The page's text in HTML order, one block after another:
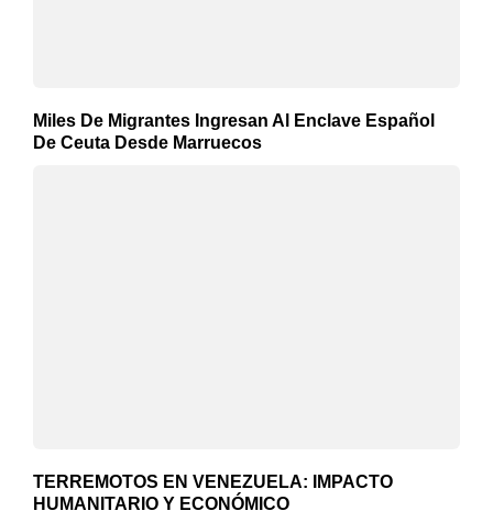
Miles De Migrantes Ingresan Al Enclave Español
De Ceuta Desde Marruecos
TERREMOTOS EN VENEZUELA: IMPACTO
HUMANITARIO Y ECONÓMICO